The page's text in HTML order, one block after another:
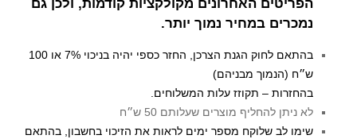
הפריטים האחרונים מקולקציות קודמות, ולכן גם
נמכרים במחיר נמוך יותר.
בהתאם לחוק הגנת הצרכן, החזר כספי יהיה בניכוי 7% או 100
ש״ח (הנמוך מבניהם)
בהחזרות – תקוזז עלות המשלוחים.
לא ניתן להחליף מוצרים שעלותם 50 ש״ח
שימו לב שלוקח מספר ימים לראות את הזיכוי בחשבון, בהתאם